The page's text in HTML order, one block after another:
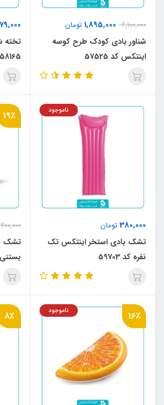
2,100,000
1,895,000 تومان
شناور بادی کودک طرح کوسه
اینتکس کد 57525
تخته
58165
380,000 تومان
ناموجود
تشک بادی استخر اینتکس تک
نفره کد 59703
19٪
تشک
بستنی
16٪ ناموجود 8٪